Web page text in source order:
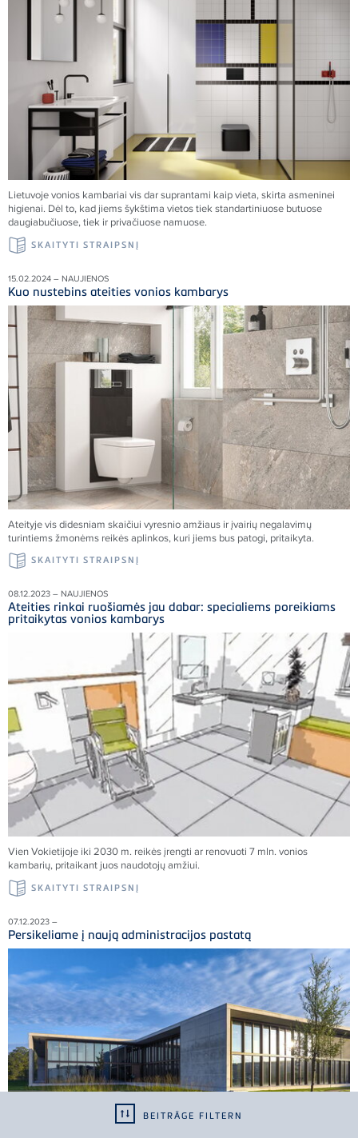
BEITRÄGE FILTERN
Lietuvoje vonios kambariai vis dar suprantami kaip vieta, skirta asmeninei
higienai. Dėl to, kad jiems šykštima vietos tiek standartiniuose butuose
daugiabučiuose, tiek ir privačiuose namuose.
SKAITYTI STRAIPSNĮ
15.02.2024 – NAUJIENOS
Kuo nustebins ateities vonios kambarys
Ateityje vis didesniam skaičiui vyresnio amžiaus ir įvairių negalavimų
turintiems žmonėms reikės aplinkos, kuri jiems bus patogi, pritaikyta.
SKAITYTI STRAIPSNĮ
08.12.2023 – NAUJIENOS
Ateities rinkai ruošiamės jau dabar: specialiems poreikiams
pritaikytas vonios kambarys
Vien Vokietijoje iki 2030 m. reikės įrengti ar renovuoti 7 mln. vonios
kambarių, pritaikant juos naudotojų amžiui.
SKAITYTI STRAIPSNĮ
07.12.2023 –
Persikeliame į naują administracijos pastatą